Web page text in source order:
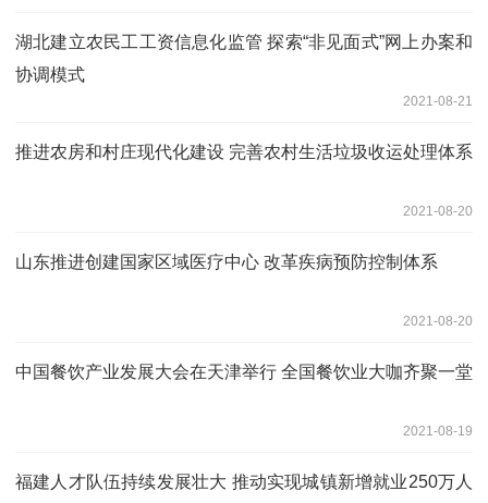
湖北建立农民工工资信息化监管 探索“非见面式”网上办案和
协调模式
2021-08-21
推进农房和村庄现代化建设 完善农村生活垃圾收运处理体系
2021-08-20
山东推进创建国家区域医疗中心 改革疾病预防控制体系
2021-08-20
中国餐饮产业发展大会在天津举行 全国餐饮业大咖齐聚一堂
2021-08-19
福建人才队伍持续发展壮大 推动实现城镇新增就业250万人